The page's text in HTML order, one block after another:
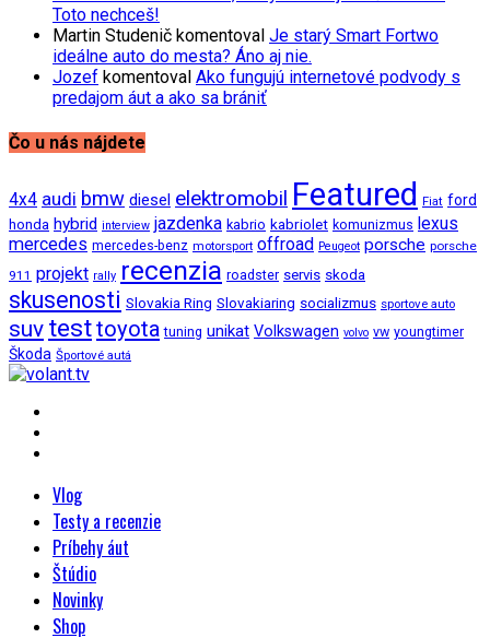
Toto nechceš!
Martin Studenič komentoval Je starý Smart Fortwo
ideálne auto do mesta? Áno aj nie.
Jozef komentoval Ako fungujú internetové podvody s
predajom áut a ako sa brániť
Čo u nás nájdete
4x4 audi bmw diesel elektromobil Featured Fiat ford
honda hybrid interview jazdenka kabrio kabriolet komunizmus lexus
mercedes mercedes-benz motorsport offroad Peugeot porsche porsche
911 projekt rally recenzia roadster servis skoda
skusenosti Slovakia Ring Slovakiaring socializmus sportove auto
suv testtoyota tuning unikat Volkswagen volvo vw youngtimer
Škoda Športové autá
Vlog
Testy a recenzie
Príbehy áut
Štúdio
Novinky
Shop